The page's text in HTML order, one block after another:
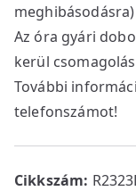
meghibásodásra)
Az óra gyári
kerül
További
telefonszámot!
Cikkszám: